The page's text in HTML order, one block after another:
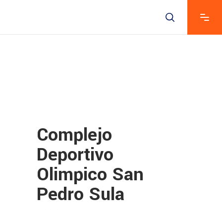
Complejo
Deportivo
Olimpico San
Pedro Sula